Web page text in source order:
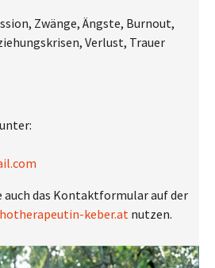
Zwänge, Ängste, Burnout,
Verlust, Trauer
das Kontaktformular auf der
keber.at nutzen.